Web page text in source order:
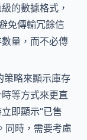
的數據格式，
免傳輸冗餘信
量，而不必傳
策略來顯示庫存
等方式來更直
即顯示“已售
同時，需要考慮